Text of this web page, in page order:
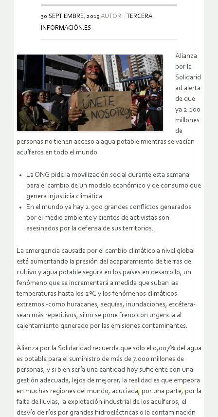
30 SEPTIEMBRE, 2019 AUTOR:
TERCERA
INFORMACIÓN.ES
Alianza
por la
Solidarid
ad alerta
de que
ya 2.100
millones
de
personas no tienen acceso a agua potable mientras se vacían
acuíferos en todo el mundo
La ONG pide la movilización social durante esta semana
para el cambio de un modelo económico y de consumo que
genera injusticia climática
En el mundo ya hay 2.900 grandes conflictos generados
por el medio ambiente y cientos de activistas son
asesinados por la defensa de sus territorios.
La emergencia causada por el cambio climático a nivel global
está aumentando la presión del acaparamiento de tierras de
cultivo y agua potable segura en los países en desarrollo, un
fenómeno que se incrementará a medida que suban las
temperaturas hasta los 2ºC y los fenómenos climáticos
extremos -como huracanes, sequías, inundaciones, etcétera-
sean más repetitivos, si no se pone freno con urgencia al
calentamiento generado por las emisiones contaminantes.
Alianza por la Solidaridad recuerda que sólo el 0,007% del agua
es potable para el suministro de más de 7.000 millones de
personas, y si bien sería una cantidad hoy suficiente con una
gestión adecuada, lejos de mejorar, la realidad es que empeora
en muchas regiones del mundo, acuciada, por una parte, por la
falta de lluvias, la explotación industrial de los acuíferos, el
desvío de ríos por grandes hidroeléctricas o la contaminación